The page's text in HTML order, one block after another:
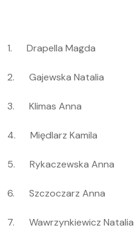
1. Drapella Magda
2. Gajewska Natalia
3. Klimas Anna
4. Międlarz Kamila
5. Rykaczewska Anna
6. Szczoczarz Anna
7. Wawrzynkiewicz Natalia